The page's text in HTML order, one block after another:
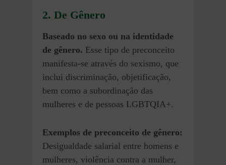
2. De Gênero
Baseado no sexo ou na identidade
de gênero. Esse tipo de preconceito
manifesta-se através do sexismo, que
inclui discriminação, objetificação,
bem como a subordinação das
mulheres e de pessoas LGBTQIA+.
Exemplos de preconceito de gênero:
Desigualdade salarial entre homens e
mulheres, violência contra a mulher,